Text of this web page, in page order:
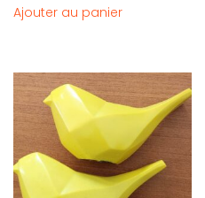
Ajouter au panier